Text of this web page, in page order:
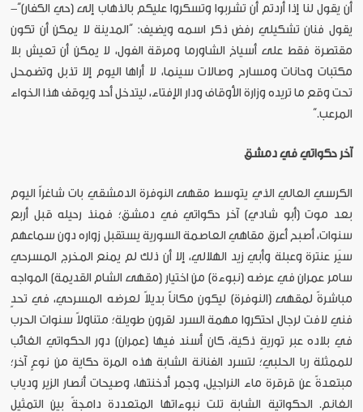
أن يقول لنا إذا أردتم أن تشربوا وتسكروا عليكم بالذهاب إلى (حي الكفار)”-
يقول فنان تشكيلي رفض ذكر اسمه ويضيف: “المدينة لا يمكن أن تكون
مقتصرة فقط على أسياخ الشاورما ومرقة الفول، لا يمكن أن تعيش بلا
مكتبات وحانات ومسارح وصالات سينما، لا أراها اليوم إلا تذبل وتضمحل
تحت وقع ما تريده وزارة الأوقاف ودار الإفتاء، ليتدخل أحد ويوقف هذا الخواء
المرعب.”
آخر حكواتي في دمشق
الكرسي العالي الذي يتوسط مقهى النوفرة الدمشقي بات شاغراً اليوم
بعد موت (أبو شادي) آخر حكواتي في دمشق؛ فمنذ رحيله قبل أربع
سنوات، أصبح أعرق مقاهي العاصمة السورية يستقبل زواره دون سماعهم
سيَر عنترة وعبلة وأبي زيد الهلالي، إلا أن ذلك لم يمنع المخرج المسرحي
سامر عمران في عرضه (نبوءة) من اختيار (مقهى الشام القديمة) المواجه
مباشرةً لمقهى (النوفرة) ليكون مكاناً بديلاً لعرضه المسرحي، في تحدٍ
فني لافت لرجال احتكروا مهمة السرد لقرون طويلة؛ متناولاً سنوات الحرب
في بلاده عبر توريةٍ ذكية، كان أسند فيها (عمران) دور الحكواتي الغائب
للممثلة ربا الحلبي؛ لتسرد الفنانة الشابة هذه المرة حكاية من نوعٍ آخر؛
مبتعدةً عن قرقرة ماء النراجيل، وجمر أدخنتها، وصيحات أنصار الزير ودياب
الغانم. الحكواتية الشابة تلت نبوءاتها المتعددة دامجةً بين التمثيل